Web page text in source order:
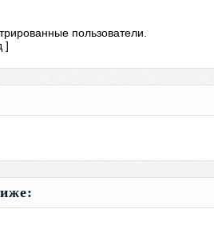
пользователи.
]